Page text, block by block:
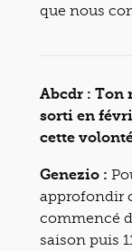
que nous
Abcdr : Ton
sorti en
cette
Genezio :
approfondir
commencé
saison puis